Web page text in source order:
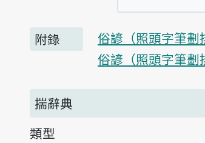
附錄
俗諺（照頭字筆
俗諺（照頭字筆
揣辭典
類型